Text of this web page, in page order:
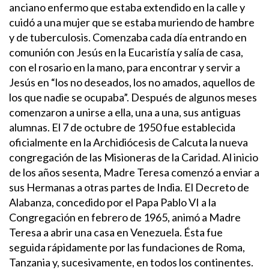
anciano enfermo que estaba extendido en la calle y
cuidó a una mujer que se estaba muriendo de hambre
y de tuberculosis. Comenzaba cada día entrando en
comunión con Jesús en la Eucaristía y salía de casa,
con el rosario en la mano, para encontrar y servir a
Jesús en “los no deseados, los no amados, aquellos de
los que nadie se ocupaba”. Después de algunos meses
comenzaron a unirse a ella, una a una, sus antiguas
alumnas. El 7 de octubre de 1950 fue establecida
oficialmente en la Archidiócesis de Calcuta la nueva
congregación de las Misioneras de la Caridad. Al inicio
de los años sesenta, Madre Teresa comenzó a enviar a
sus Hermanas a otras partes de India. El Decreto de
Alabanza, concedido por el Papa Pablo VI a la
Congregación en febrero de 1965, animó a Madre
Teresa a abrir una casa en Venezuela. Ésta fue
seguida rápidamente por las fundaciones de Roma,
Tanzania y, sucesivamente, en todos los continentes.